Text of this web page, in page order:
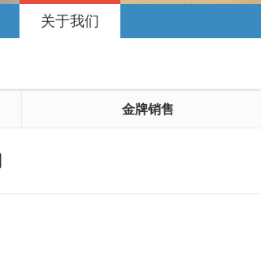
关于我们
金牌销售